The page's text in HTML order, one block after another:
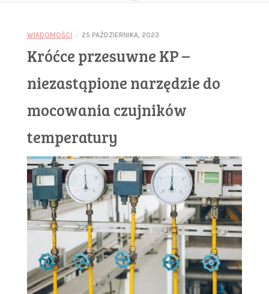
WIADOMOŚCI / 25 PAŹDZIERNIKA, 2023
Króćce przesuwne KP –
niezastąpione narzędzie do
mocowania czujników
temperatury